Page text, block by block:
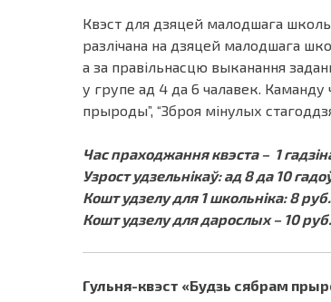
Квэст для дзяцей малодшага
разлічана на дзяцей малодшага
а за правільнасцю выканання
у групе ад 4 да 6 чалавек. Каманду
прыроды”, “Зброя мінулых
Час праходжання квэста – 1
Узрост удзельнікаў: ад 8 да 10
Кошт удзелу для 1 школьніка: 8 руб.
Кошт удзелу для дарослых – 10
Гульня-квэст «Будзь сябрам